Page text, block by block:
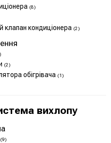
(8)
кондиціонера (2)
(2)
обігрівача (1)
вихлопу
(9)